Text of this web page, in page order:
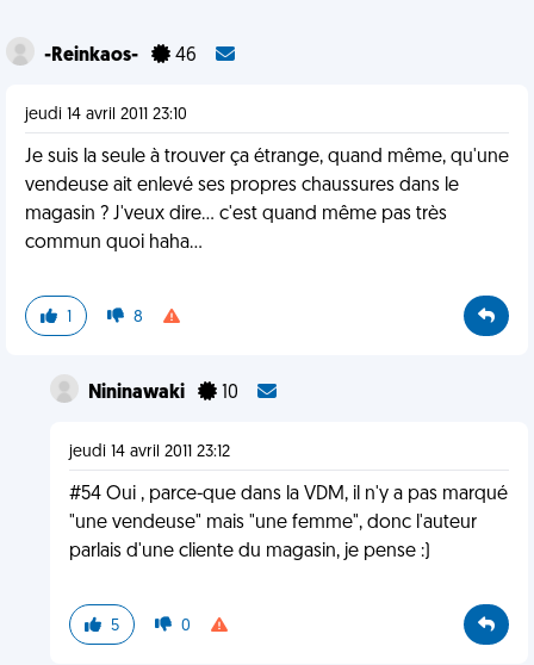
-Reinkaos- 46
jeudi 14 avril 2011 23:10
Je suis la seule à trouver ça étrange, quand même, qu'une
vendeuse ait enlevé ses propres chaussures dans le
magasin ? J'veux dire... c'est quand même pas très
commun quoi haha...
1 8
Nininawaki 10
jeudi 14 avril 2011 23:12
#54 Oui , parce-que dans la VDM, il n'y a pas marqué
"une vendeuse" mais "une femme", donc l'auteur
parlais d'une cliente du magasin, je pense :)
5 0